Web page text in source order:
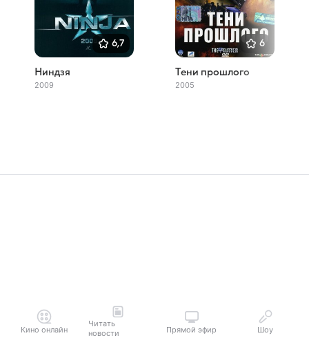
6,7
Ниндзя
2009
6
Тени прошлого
2005
Кино онлайн
Читать
новости
Прямой эфир Шоу